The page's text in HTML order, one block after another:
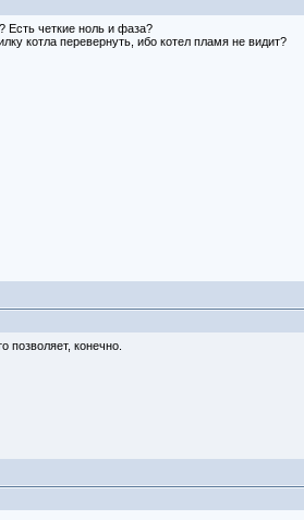
Есть четкие ноль и фаза?
котла перевернуть, ибо котел пламя не видит?
конечно.